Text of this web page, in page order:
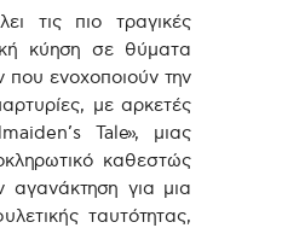
τις πιο τραγικές
κύηση σε θύματα
ενοχοποιούν την
με αρκετές
Tale», μιας
καθεστώς
αγανάκτηση για μια
ταυτότητας,